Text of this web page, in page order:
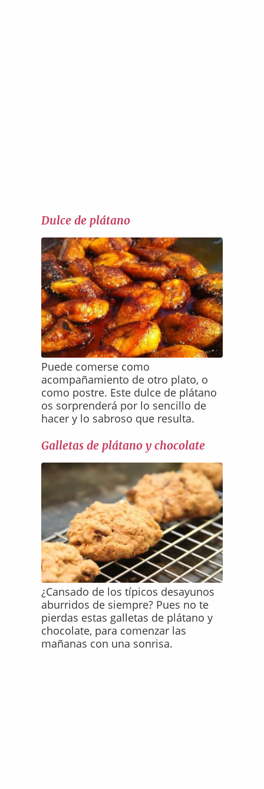
Dulce de plátano
Puede comerse como
acompañamiento de otro plato, o
como postre. Este dulce de plátano
os sorprenderá por lo sencillo de
hacer y lo sabroso que resulta.
Galletas de plátano y chocolate
¿Cansado de los típicos desayunos
aburridos de siempre? Pues no te
pierdas estas galletas de plátano y
chocolate, para comenzar las
mañanas con una sonrisa.